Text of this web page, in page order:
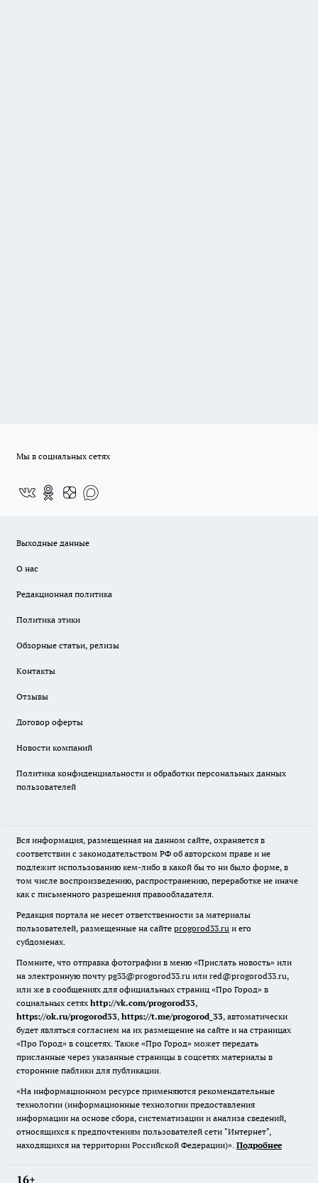
Мы в социальных сетях
Выходные данные
О нас
Редакционная политика
Политика этики
Обзорные статьи, релизы
Контакты
Отзывы
Договор оферты
Новости компаний
Политика конфиденциальности и обработки персональных данных
пользователей
Вся информация, размещенная на данном сайте, охраняется в
соответствии с законодательством РФ об авторском праве и не
подлежит использованию кем-либо в какой бы то ни было форме, в
том числе воспроизведению, распространению, переработке не иначе
как с письменного разрешения правообладателя.
Редакция портала не несет ответственности за материалы
пользователей, размещенные на сайте progorod33.ru и его
субдоменах.
Помните, что отправка фотографии в меню «Прислать новость» или
на электронную почту pg33@progorod33.ru или red@progorod33.ru,
или же в сообщениях для официальных страниц «Про Город» в
социальных сетях http://vk.com/progorod33,
https://ok.ru/progorod33, https://t.me/progorod_33, автоматически
будет являться согласием на их размещение на сайте и на страницах
«Про Город» в соцсетях. Также «Про Город» может передать
присланные через указанные страницы в соцсетях материалы в
сторонние паблики для публикации.
«На информационном ресурсе применяются рекомендательные
технологии (информационные технологии предоставления
информации на основе сбора, систематизации и анализа сведений,
относящихся к предпочтениям пользователей сети "Интернет",
находящихся на территории Российской Федерации)». Подробнее
16+